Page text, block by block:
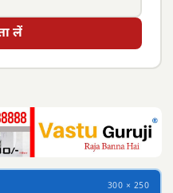
लें
300 × 250